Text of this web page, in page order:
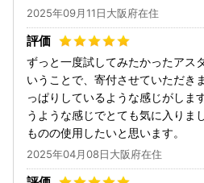
2025年09月11日大阪府在住
ずっと一度試してみたかったアス
いうことで、寄付させていただき
っぱりしているような感じがしま
うような感じでとても気に入りま
ものの使用したいと思います。
2025年04月08日大阪府在住